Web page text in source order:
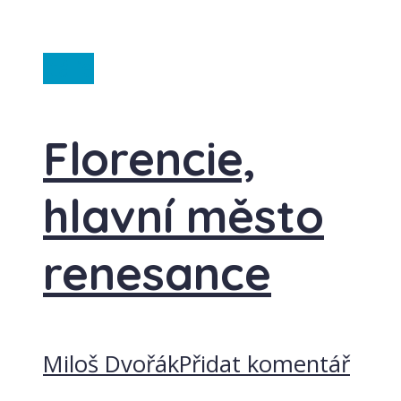
Florencie,
hlavní město
renesance
Miloš DvořákPřidat komentář